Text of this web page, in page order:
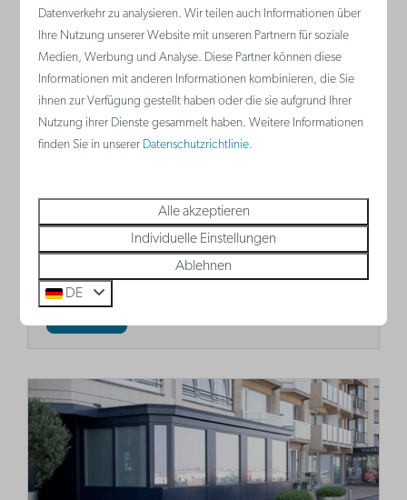
Dachrestaurant Njord
Auf der siebten und achten Etage des
befindet sich das Rooftop-Restaurant
Mehr
Datenverkehr zu analysieren. Wir teilen auch Informationen über
Ihre Nutzung unserer Website mit unseren Partnern für soziale
Medien, Werbung und Analyse. Diese Partner können diese
Informationen mit anderen Informationen kombinieren, die Sie
ihnen zur Verfügung gestellt haben oder die sie aufgrund Ihrer
Nutzung ihrer Dienste gesammelt haben. Weitere Informationen
finden Sie in unserer Datenschutzrichtlinie.
Alle akzeptieren
Individuelle Einstellungen
Ablehnen
DE